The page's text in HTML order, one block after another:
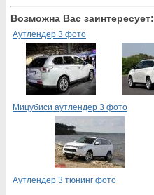
Возможна Вас заинтересует:
Аутлендер 3 фото
Мицубиси аутлендер 3 фото
Аутлендер 3 тюнинг фото